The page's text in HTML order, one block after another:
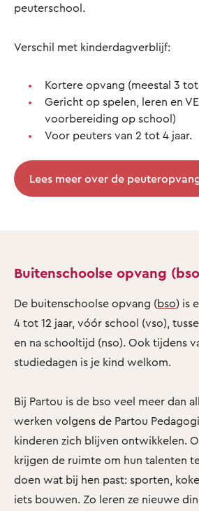
peuterschool.
Verschil met kinderdagverblijf:
Kortere opvang (meestal 3
Gericht op spelen, leren en
voorbereiding op school)
Voor peuters van 2 tot 4 jaar.
Lees meer over de
Buitenschoolse opvang
De buitenschoolse opvang (bso) is
4 tot 12 jaar, vóór school (vso),
en na schooltijd (nso). Ook tijdens
studiedagen is je kind welkom.
Bij Partou is de bso veel meer dan
werken volgens de Partou
kinderen zich blijven ontwikkelen.
krijgen de ruimte om hun talenten
doen wat bij hen past: sporten,
iets bouwen. Zo leren ze nieuwe